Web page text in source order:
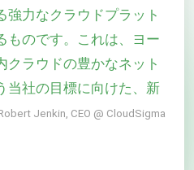
強力なクラウドプラット
ものです。これは、ヨー
クラウドの豊かなネット
当社の目標に向けた、新
Jenkin, CEO @ CloudSigma